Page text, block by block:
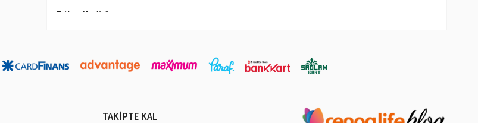
Tritan Nedir?
- Şeffaftır:Tritan, cam gibi şeffaftır. Bu, suyunuzun rengini ve dokusunu net bir şekilde görmenizi sağlar.
TAKİPTE KAL